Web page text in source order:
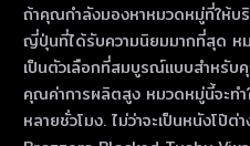
ถ้าคุณกําลังมองหาหมวดหมู่ที่ให้บ
ญี่ปุ่นที่ได้รับความนิยมมากที่สุด
เป็นตัวเลือกที่สมบูรณ์แบบสําหรับ
คุณค่าการผลิตสูง หมวดหมู่นี้จะทํา
หลายชั่วโมง. ไม่ว่าจะเป็นหนังโป๊ต่